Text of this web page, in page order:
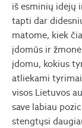
iš esminių idėjų
tapti dar
matome, kiek
įdomūs ir
įdomu, kokius
atliekami
visos Lietuvos
save labiau
stengtųsi